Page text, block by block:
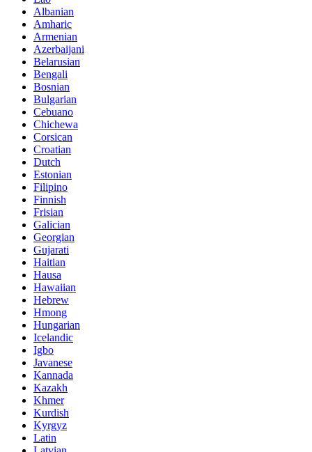
Albanian
Amharic
Armenian
Azerbaijani
Belarusian
Bengali
Bosnian
Bulgarian
Cebuano
Chichewa
Corsican
Croatian
Dutch
Estonian
Filipino
Finnish
Frisian
Galician
Georgian
Gujarati
Haitian
Hausa
Hawaiian
Hebrew
Hmong
Hungarian
Icelandic
Igbo
Javanese
Kannada
Kazakh
Khmer
Kurdish
Kyrgyz
Latin